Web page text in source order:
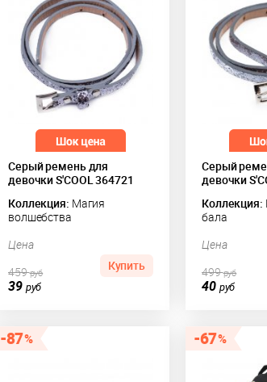
Серый ремень для
девочки S'COOL 364721
Коллекция: Магия
волшебства
Цена
39 руб
459руб Купить
Серый
девочки
Коллекция:
бала
Цена
40 руб
499руб
87 67